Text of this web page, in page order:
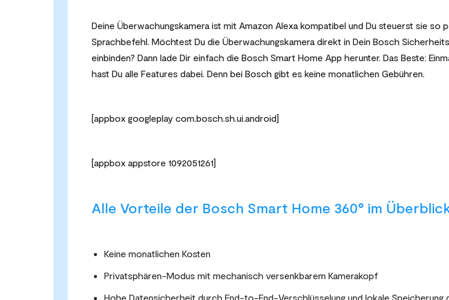
Deine Überwachungskamera ist mit Amazon Alexa kompatibel und Du steuerst sie so
Sprachbefehl. Möchtest Du die Überwachungskamera direkt in Dein Bosch
einbinden? Dann lade Dir einfach die Bosch Smart Home App herunter. Das Beste:
hast Du alle Features dabei. Denn bei Bosch gibt es keine monatlichen Gebühren.
[appbox googleplay com.bosch.sh.ui.android]
[appbox appstore 1092051261]
Alle Vorteile der Bosch Smart Home 360° im
Keine monatlichen Kosten
Privatsphären-Modus mit mechanisch versenkbarem Kamerakopf
Hohe Datensicherheit durch End-to-End-Verschlüsselung und lokale Speicherung